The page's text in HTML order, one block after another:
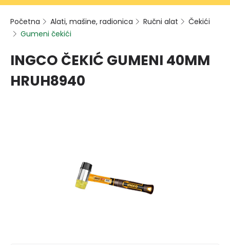
Početna Alati, mašine, radionica Ručni alat
Čekići
Gumeni čekići
INGCO ČEKIĆ GUMENI 40MM
HRUH8940